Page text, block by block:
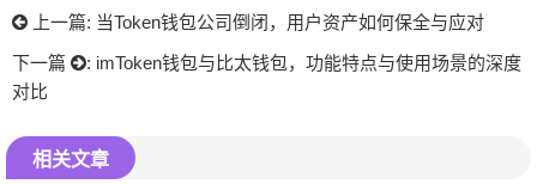
上一篇: 当Token钱包公司倒闭，用户资产如何保全与应对
下一篇
: imToken钱包与比太钱包，功能特点与使用场景的深度
对比
相关文章